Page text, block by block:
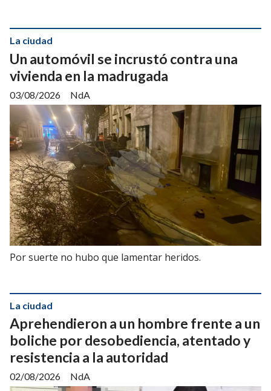
Un automóvil se incrustó contra una
vivienda en la madrugada
NdA
La ciudad
03/08/2026
Por suerte no hubo que lamentar heridos.
Aprehendieron a un hombre frente a un
boliche por desobediencia, atentado y
resistencia a la autoridad
NdA
La ciudad
02/08/2026